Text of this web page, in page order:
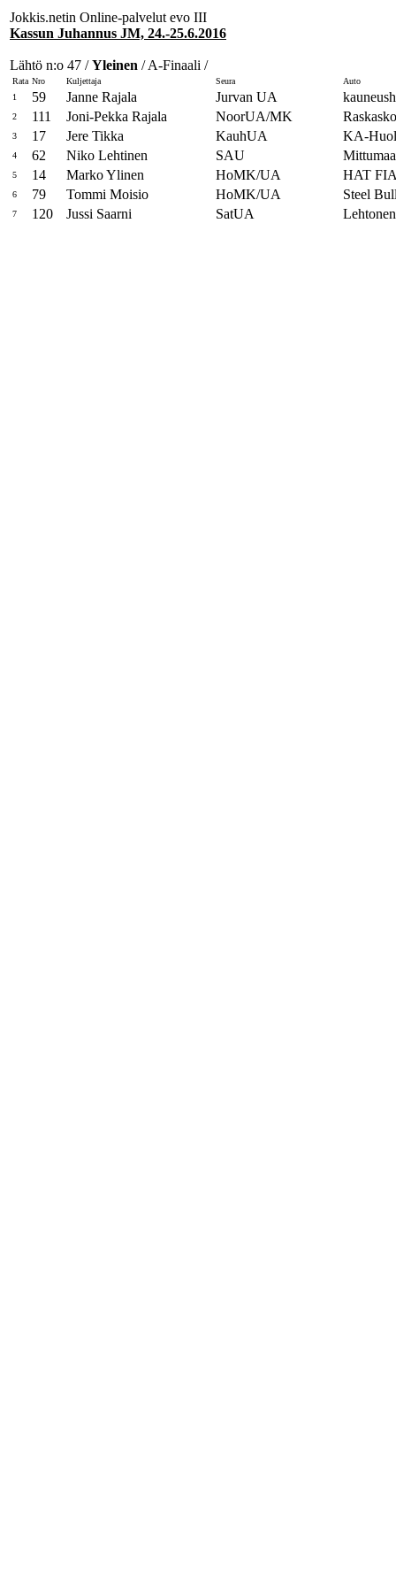
Jokkis.netin Online-palvelut evo III
Kassun Juhannus JM, 24.-25.6.2016
Lähtö n:o 47 /Yleinen / A-Finaali /
Rata Nro Kuljettaja Seura
Auto
1
59 Janne Rajala Jurvan UA
2 111 Joni-Pekka Rajala NoorUA/MK
3 17 Jere Tikka KauhUA KA-
4 62 Niko Lehtinen SAU
5 14 Marko Ylinen HoMK/UA HAT
6 79 Tommi Moisio HoMK/UA Steel
7 120 Jussi Saarni SatUA